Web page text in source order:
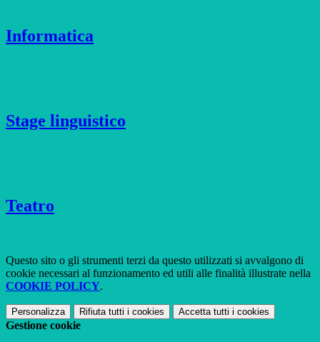
Informatica
Stage linguistico
Teatro
Questo sito o gli strumenti terzi da questo utilizzati si avvalgono di
cookie necessari al funzionamento ed utili alle finalità illustrate nella
COOKIE POLICY.
Personalizza Rifiuta tutti i cookies Accetta tutti i cookies
Gestione cookie